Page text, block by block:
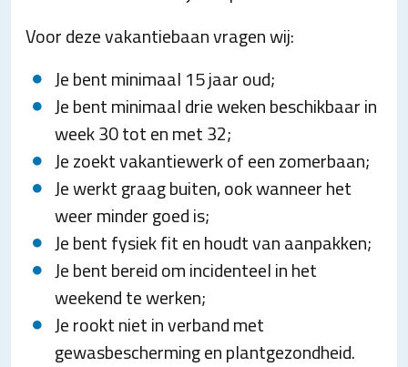
Voor deze vakantiebaan vragen wij:
Je bent minimaal 15 jaar oud;
Je bent minimaal drie weken beschikbaar in
week 30 tot en met 32;
Je zoekt vakantiewerk of een zomerbaan;
Je werkt graag buiten, ook wanneer het
weer minder goed is;
Je bent fysiek fit en houdt van aanpakken;
Je bent bereid om incidenteel in het
weekend te werken;
Je rookt niet in verband met
gewasbescherming en plantgezondheid.